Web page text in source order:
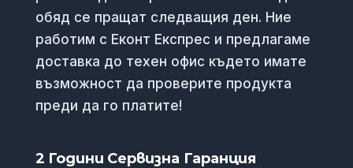
обяд се пращат следващия ден. Ние
работим с Еконт Експрес и предлагаме
доставка до техен офис където имате
възможност да проверите продукта
преди да го платите!
2 Години Сервизна Гаранция